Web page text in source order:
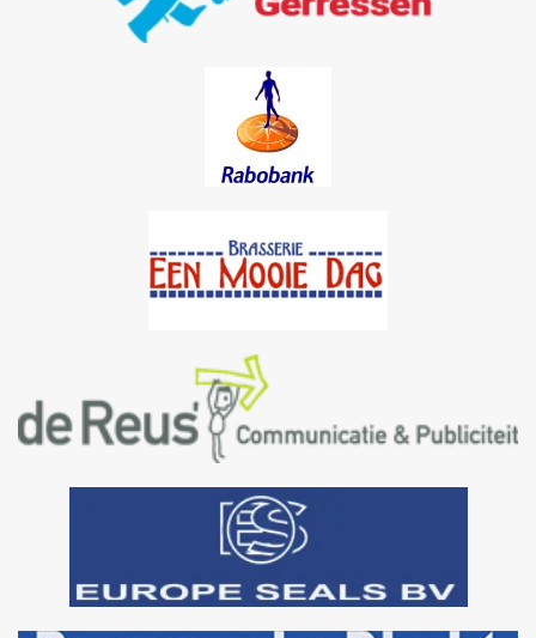
Bezoek
site
Bezoek site
Bezoek site
Bezoek site